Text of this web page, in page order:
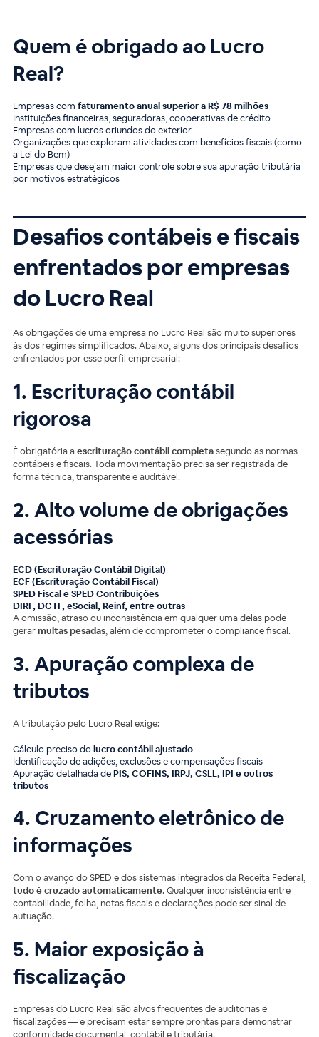
Quem é obrigado ao Lucro
Real?
Empresas com faturamento anual superior a R$ 78 milhões
Instituições financeiras, seguradoras, cooperativas de crédito
Empresas com lucros oriundos do exterior
Organizações que exploram atividades com benefícios fiscais (como
a Lei do Bem)
Empresas que desejam maior controle sobre sua apuração tributária
por motivos estratégicos
Desafios contábeis e fiscais
enfrentados por empresas
do Lucro Real
As obrigações de uma empresa no Lucro Real são muito superiores
às dos regimes simplificados. Abaixo, alguns dos principais desafios
enfrentados por esse perfil empresarial:
1. Escrituração contábil
rigorosa
É obrigatória aescrituração contábil completasegundo as normas
contábeis e fiscais. Toda movimentação precisa ser registrada de
forma técnica, transparente e auditável.
2. Alto volume de obrigações
acessórias
ECD (Escrituração Contábil Digital)
ECF (Escrituração Contábil Fiscal)
SPED Fiscal e SPED Contribuições
DIRF, DCTF, eSocial, Reinf, entre outras
A omissão, atraso ou inconsistência em qualquer uma delas pode
gerarmultas pesadas, além de comprometer o compliance fiscal.
3. Apuração complexa de
tributos
A tributação pelo Lucro Real exige:
Cálculo preciso dolucro contábil ajustado
Identificação de adições, exclusões e compensações fiscais
Apuração detalhada dePIS, COFINS, IRPJ, CSLL, IPI e outros
tributos
4. Cruzamento eletrônico de
informações
Com o avanço do SPED e dos sistemas integrados da Receita Federal,
tudo é cruzado automaticamente. Qualquer inconsistência entre
contabilidade, folha, notas fiscais e declarações pode ser sinal de
autuação.
5. Maior exposição à
fiscalização
Empresas do Lucro Real são alvos frequentes de auditorias e
fiscalizações — e precisam estar sempre prontas para demonstrar
conformidade documental, contábil e tributária.